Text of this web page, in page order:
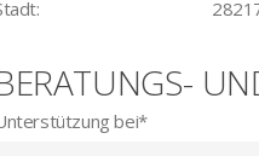
bei*